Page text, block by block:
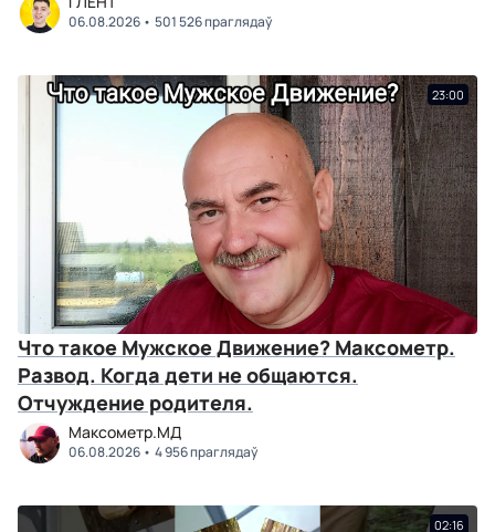
06.08.2026 501 526 праглядаў
23:00
Что такое Мужское Движение? Максометр.
Развод. Когда дети не общаются.
Отчуждение родителя.
Максометр.МД
06.08.2026 4 956 праглядаў
02:16